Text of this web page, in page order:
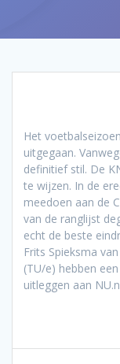
Het
uitgegaan.
definitief stil. De
te wijzen. In de
meedoen aan de
van de ranglijst
echt de beste
Frits Spieksma
(TU/e) hebben
uitleggen aan